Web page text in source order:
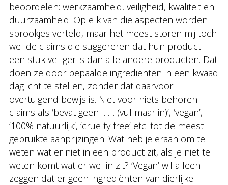
beoordelen: werkzaamheid, veiligheid, kwaliteit en
duurzaamheid. Op elk van die aspecten worden
sprookjes verteld, maar het meest storen mij toch
wel de claims die suggereren dat hun product
een stuk veiliger is dan alle andere producten. Dat
doen ze door bepaalde ingrediënten in een kwaad
daglicht te stellen, zonder dat daarvoor
overtuigend bewijs is. Niet voor niets behoren
claims als ‘bevat geen …… (vul maar in)’, ‘vegan’,
‘100% natuurlijk’, ‘cruelty free’ etc. tot de meest
gebruikte aanprijzingen. Wat heb je eraan om te
weten wat er niet in een product zit, als je niet te
weten komt wat er wel in zit? ‘Vegan’ wil alleen
zeggen dat er geen ingrediënten van dierlijke